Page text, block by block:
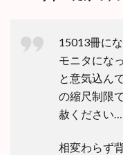
15013冊に
モニタにな
と意気込ん
の縮尺制限
赦ください…
相変わらず